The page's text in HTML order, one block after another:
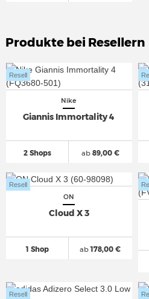
Produkte bei Resellern
Nike
Giannis Immortality 4
2 Shops
Resell
ab89,00 €
ON
Cloud X 3
1 Shop
Resell
ab178,00 €
Resell